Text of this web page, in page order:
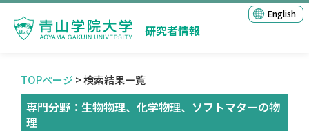
研究者情報
English
TOPページ > 検索結果一覧
専門分野：生物物理、化学物理、ソフトマターの物
理